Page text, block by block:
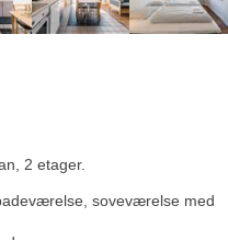
2 etager.
soveværelse med